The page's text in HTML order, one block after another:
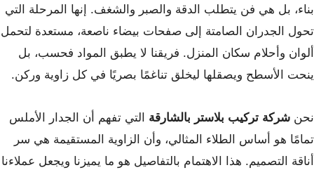
بناء، بل هي فن يتطلب الدقة والصبر والشغف. إنها المرحلة التي
تحول الجدران الصامتة إلى صفحات بيضاء ناصعة، مستعدة لتحمل
ألوان وأحلام سكان المنزل. فريقنا لا يطبق المواد فحسب، بل
ينحت الأسطح ويصقلها ليخلق تناغمًا بصريًا في كل زاوية وركن.
نحن شركة تركيب بلاستر بالشارقة التي تفهم أن الجدار الأملس
تمامًا هو أساس الطلاء المثالي، وأن الزاوية المستقيمة هي سر
أناقة التصميم. هذا الاهتمام بالتفاصيل هو ما يميزنا ويجعل عملاءنا